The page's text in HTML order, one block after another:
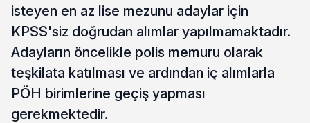
isteyen en az lise mezunu adaylar için
KPSS'siz doğrudan alımlar yapılmamaktadır.
Adayların öncelikle polis memuru olarak
teşkilata katılması ve ardından iç alımlarla
PÖH birimlerine geçiş yapması
gerekmektedir.